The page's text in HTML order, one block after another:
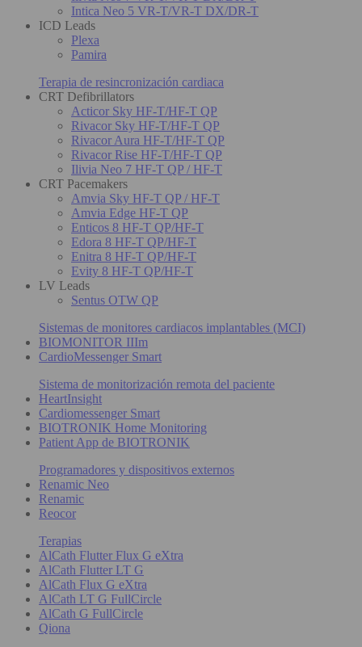
Intica Neo 5 VR-T/VR-T DX/DR-T
ICD Leads
Plexa
Pamira
Terapia de resincronización cardiaca
CRT Defibrillators
Acticor Sky HF-T/HF-T QP
Rivacor Sky HF-T/HF-T QP
Rivacor Aura HF-T/HF-T QP
Rivacor Rise HF-T/HF-T QP
Ilivia Neo 7 HF-T QP / HF-T
CRT Pacemakers
Amvia Sky HF-T QP / HF-T
Amvia Edge HF-T QP
Enticos 8 HF-T QP/HF-T
Edora 8 HF-T QP/HF-T
Enitra 8 HF-T QP/HF-T
Evity 8 HF-T QP/HF-T
LV Leads
Sentus OTW QP
Sistemas de monitores cardiacos implantables (MCI)
BIOMONITOR IIIm
CardioMessenger Smart
Sistema de monitorización remota del paciente
HeartInsight
Cardiomessenger Smart
BIOTRONIK Home Monitoring
Patient App de BIOTRONIK
Programadores y dispositivos externos
Renamic Neo
Renamic
Reocor
Terapias
AlCath Flutter Flux G eXtra
AlCath Flutter LT G
AlCath Flux G eXtra
AlCath LT G FullCircle
AlCath G FullCircle
Qiona